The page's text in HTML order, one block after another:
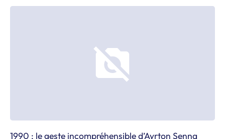
1990 : le geste incompréhensible d’Ayrton Senna